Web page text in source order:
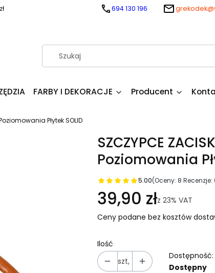
694 130 196
FARBY I DEKORACJE Producent
Płytek SOLID
SZCZYPCE
Poziomowania
5.00(Oceny: 8 Recenzje:
39,90 złz 23% VAT
Ceny podane bez kosztów
Ilość
szt,
Dostępność:
Dostępny